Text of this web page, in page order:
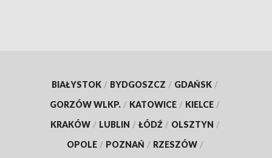
BIAŁYSTOK / BYDGOSZCZ / GDAŃSK /
GORZÓW WLKP. / KATOWICE / KIELCE /
KRAKÓW / LUBLIN / ŁÓDŹ / OLSZTYN /
OPOLE / POZNAŃ / RZESZÓW /